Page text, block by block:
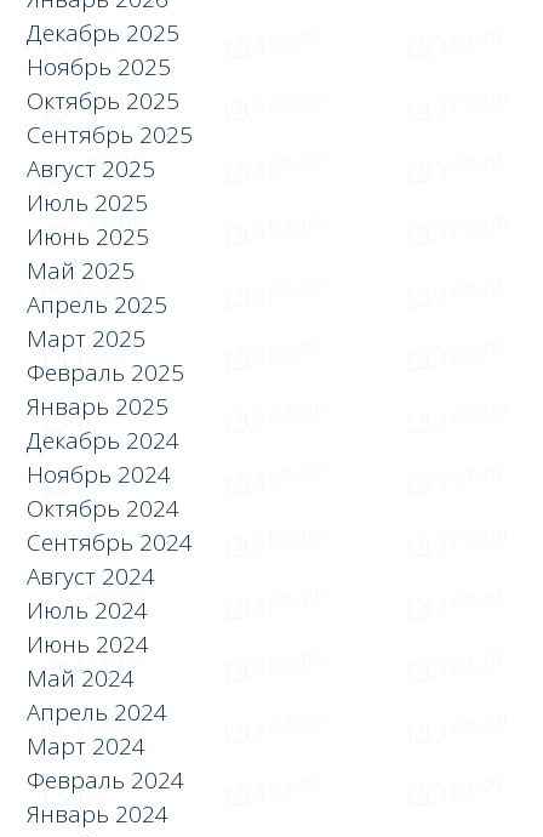
Декабрь 2025
Ноябрь 2025
Октябрь 2025
Сентябрь 2025
Август 2025
Июль 2025
Июнь 2025
Май 2025
Апрель 2025
Март 2025
Февраль 2025
Январь 2025
Декабрь 2024
Ноябрь 2024
Октябрь 2024
Сентябрь 2024
Август 2024
Июль 2024
Июнь 2024
Май 2024
Апрель 2024
Март 2024
Февраль 2024
Январь 2024